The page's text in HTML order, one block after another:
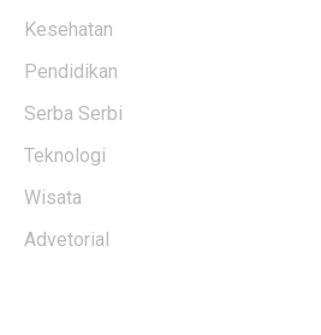
Kesehatan
Pendidikan
Serba Serbi
Teknologi
Wisata
Advetorial